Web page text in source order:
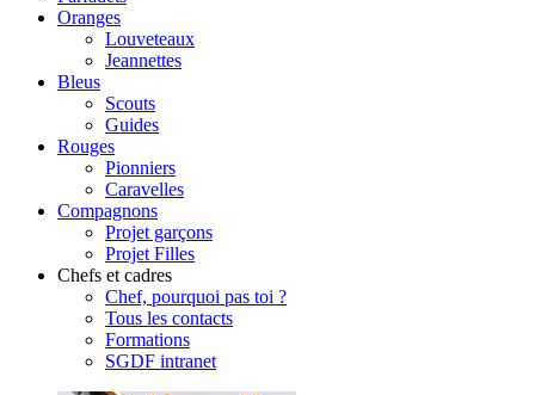
Oranges
Louveteaux
Jeannettes
Bleus
Scouts
Guides
Rouges
Pionniers
Caravelles
Compagnons
Projet garçons
Projet Filles
Chefs et cadres
Chef, pourquoi pas toi ?
Tous les contacts
Formations
SGDF intranet